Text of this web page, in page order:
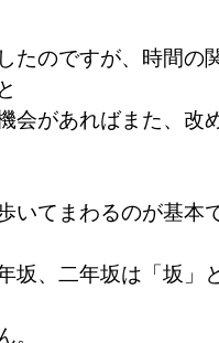
たのですが、時間の
会があればまた、改
いてまわるのが基本
坂、二年坂は「坂」
。